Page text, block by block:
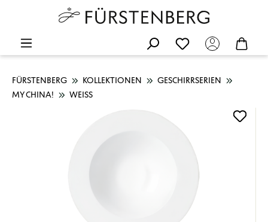
FÜRSTENBERG KOLLEKTIONEN
GESCHIRRSERIEN
MY CHINA!
WEISS